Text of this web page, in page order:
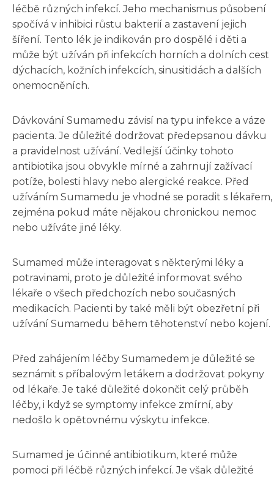
léčbě různých infekcí. Jeho mechanismus působení
spočívá v inhibici růstu bakterií a zastavení jejich
šíření. Tento lék je indikován pro dospělé i děti a
může být užíván při infekcích horních a dolních cest
dýchacích, kožních infekcích, sinusitidách a dalších
onemocněních.
Dávkování Sumamedu závisí na typu infekce a váze
pacienta. Je důležité dodržovat předepsanou dávku
a pravidelnost užívání. Vedlejší účinky tohoto
antibiotika jsou obvykle mírné a zahrnují zažívací
potíže, bolesti hlavy nebo alergické reakce. Před
užíváním Sumamedu je vhodné se poradit s lékařem,
zejména pokud máte nějakou chronickou nemoc
nebo užíváte jiné léky.
Sumamed může interagovat s některými léky a
potravinami, proto je důležité informovat svého
lékaře o všech předchozích nebo současných
medikacích. Pacienti by také měli být obezřetní při
užívání Sumamedu během těhotenství nebo kojení.
Před zahájením léčby Sumamedem je důležité se
seznámit s příbalovým letákem a dodržovat pokyny
od lékaře. Je také důležité dokončit celý průběh
léčby, i když se symptomy infekce zmírní, aby
nedošlo k opětovnému výskytu infekce.
Sumamed je účinné antibiotikum, které může
pomoci při léčbě různých infekcí. Je však důležité